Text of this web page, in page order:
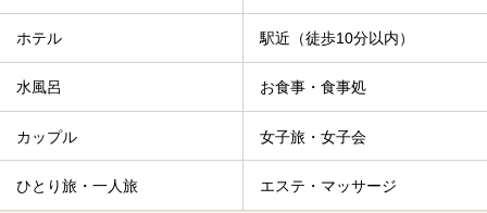
ホテル 駅近（徒歩10分以内）
水風呂 お食事・食事処
カップル 女子旅・女子会
ひとり旅・一人旅 エステ・マッサージ